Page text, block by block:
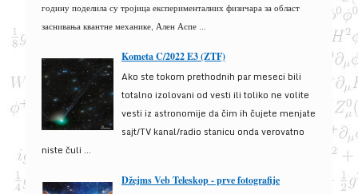
годину поделила су тројица експерименталних физичара за област
заснивања квантне механике, Ален Аспе ...
Kometa C/2022 E3 (ZTF)
Ako ste tokom prethodnih par meseci bili
totalno izolovani od vesti ili toliko ne volite
vesti iz astronomije da čim ih čujete menjate
sajt/TV kanal/radio stanicu onda verovatno
niste čuli ...
Džejms Veb Teleskop - prve fotografije